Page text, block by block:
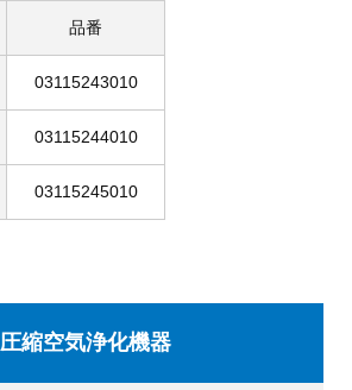
品番
03115243010
03115244010
03115245010
圧縮空気浄化機器